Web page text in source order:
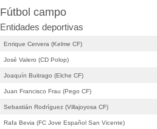
Fútbol campo
Entidades deportivas
Enrique Cervera (Kelme CF)
José Valero (CD Polop)
Joaquín Buitrago (Elche CF)
Juan Francisco Frau (Pego CF)
Sebastián Rodríguez (Villajoyosa CF)
Rafa Bevia (FC Jove Español San Vicente)